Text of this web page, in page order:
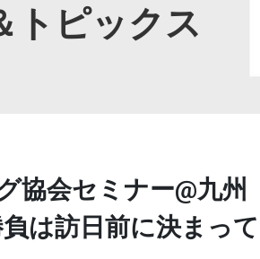
トピックス
協会セミナー@九州
は訪日前に決まっ